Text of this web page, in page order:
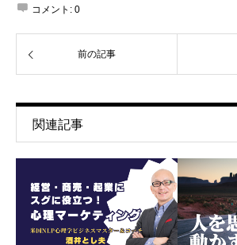
コメント: 0
前の記事
関連記事